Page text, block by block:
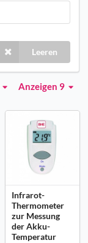
Leeren
Anzeigen 9
Infrarot-
Thermometer
zur Messung
der Akku-
Temperatur